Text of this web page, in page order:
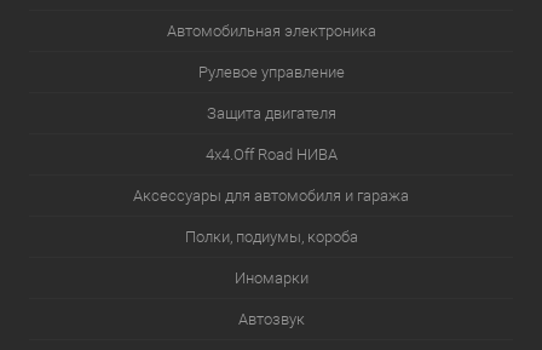
Автомобильная электроника
Рулевое управление
Защита двигателя
4х4.Off Road НИВА
Аксессуары для автомобиля и гаража
Полки, подиумы, короба
Иномарки
Автозвук